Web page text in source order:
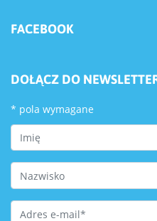
FACEBOOK
DOŁĄCZ DO
* pola wymagane
First Name
Last Name
Email Address *